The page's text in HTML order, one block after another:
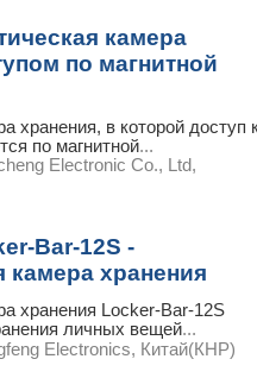
камера
по магнитной
хранения, в которой доступ
по магнитной...
Electronic Co., Ltd,
Bar-12S -
камера хранения
хранения Locker-Bar-12S
личных вещей...
Electronics, Китай(КНР)